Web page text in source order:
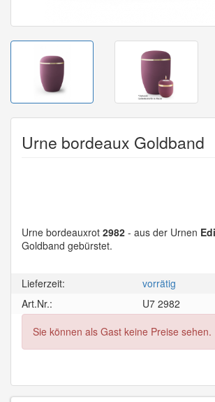
Urne bordeaux Goldband
Urne bordeauxrot 2982 - aus der Urnen
Goldband gebürstet.
Lieferzeit:
vorrätig
Art.Nr.:
U7 2982
Sie können als Gast keine Preise sehen.